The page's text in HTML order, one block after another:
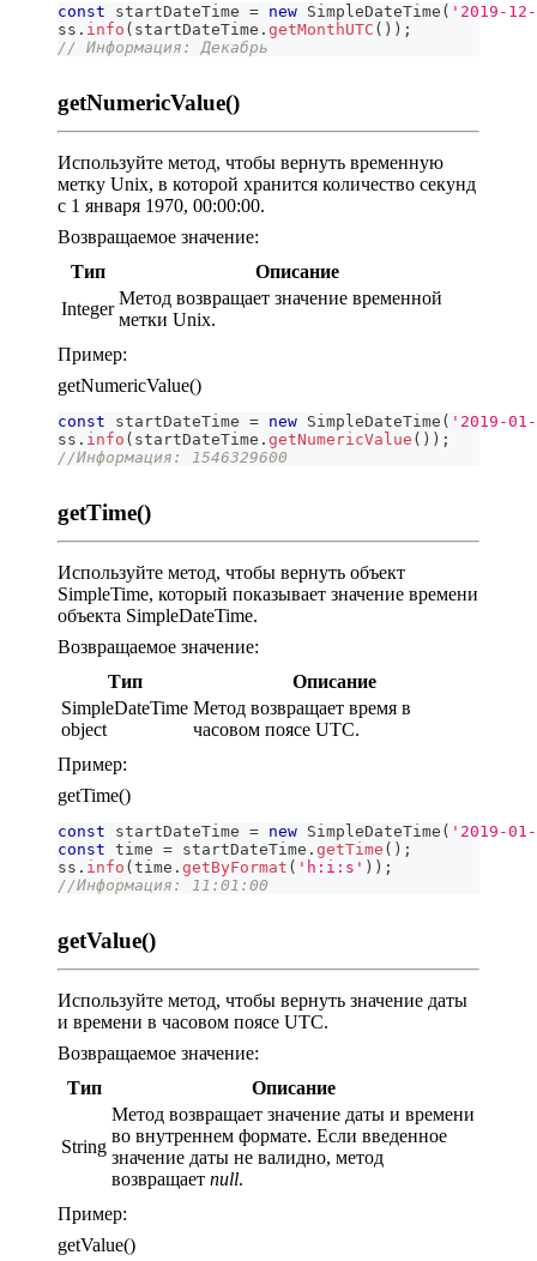
const startDateTime = new SimpleDateTime ( '2019-
ss . info ( startDateTime . getMonthUTC ( ) ) ;
// Информация: Декабрь
getNumericValue()
Используйте метод, чтобы вернуть временную
метку Unix, в которой хранится количество секунд
с 1 января 1970, 00:00:00.
Возвращаемое значение:
Тип
Описание
Integer
Метод возвращает значение временной
метки Unix.
Пример:
getNumericValue()
const startDateTime = new SimpleDateTime ( '2019-
ss . info ( startDateTime . getNumericValue ( ) ) ;
//Информация: 1546329600
getTime()
Используйте метод, чтобы вернуть объект
SimpleTime, который показывает значение времени
объекта SimpleDateTime.
Возвращаемое значение:
Тип
Описание
SimpleDateTime
object
Метод возвращает время в
часовом поясе UTC.
Пример:
getTime()
const startDateTime = new SimpleDateTime ( '2019-
const time = startDateTime . getTime ( ) ;
ss . info ( time . getByFormat ( 'h:i:s' ) ) ;
//Информация: 11:01:00
getValue()
Используйте метод, чтобы вернуть значение даты
и времени в часовом поясе UTC.
Возвращаемое значение:
Тип
Описание
String
Метод возвращает значение даты и времени
во внутреннем формате. Если введенное
значение даты не валидно, метод
возвращает null.
Пример:
getValue()